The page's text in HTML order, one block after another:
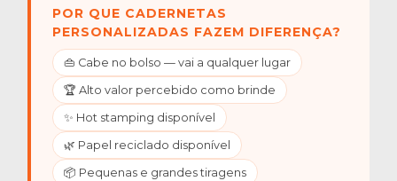
POR QUE CADERNETAS
PERSONALIZADAS FAZEM DIFERENÇA?
👜 Cabe no bolso — vai a qualquer lugar
🏆 Alto valor percebido como brinde
✨ Hot stamping disponível
🌿 Papel reciclado disponível
📦 Pequenas e grandes tiragens